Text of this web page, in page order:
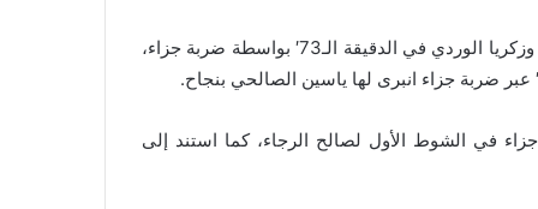
وسجَّل للفريق الأخضر كل من سفيان رحيمي في الدقيقة الـ64′ وزكريا الوردي في الدقيقة الـ73′ بواسطة ضربة جزاء،
جزاء في الشوط الأول لصالح الرجاء، كما استند إلى